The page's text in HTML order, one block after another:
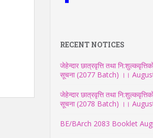
RECENT NOTICES
जेहेन्दार छात्रवृत्ति तथा
सूचना (2077 Batch) ।।
जेहेन्दार छात्रवृत्ति तथा
सूचना (2078 Batch) ।।
BE/BArch 2083 Booklet